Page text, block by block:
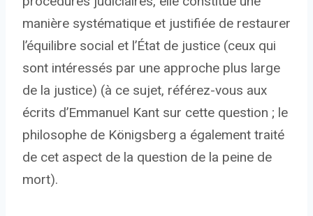
manière systématique et justifiée de restaurer
l’équilibre social et l’État de justice (ceux qui
sont intéressés par une approche plus large
de la justice) (à ce sujet, référez-vous aux
écrits d’Emmanuel Kant sur cette question ; le
philosophe de Königsberg a également traité
de cet aspect de la question de la peine de
mort).